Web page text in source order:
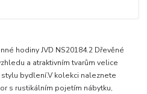
hodiny JVD NS20184.2 Dřevěné
a atraktivním tvarům velice
bydlení.V kolekci naleznete
s rustikálním pojetím nábytku,